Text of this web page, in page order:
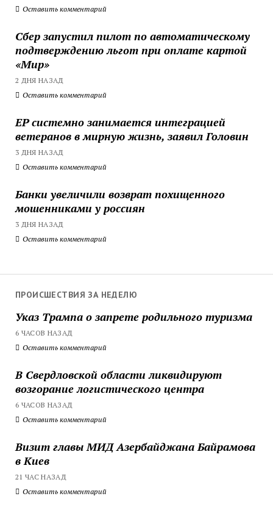
Оставить комментарий
Сбер запустил пилот по автоматическому
подтверждению льгот при оплате картой
«Мир»
2 ДНЯ НАЗАД
Оставить комментарий
ЕР системно занимается интеграцией
ветеранов в мирную жизнь, заявил Головин
3 ДНЯ НАЗАД
Оставить комментарий
Банки увеличили возврат похищенного
мошенниками у россиян
3 ДНЯ НАЗАД
Оставить комментарий
ПРОИСШЕСТВИЯ ЗА НЕДЕЛЮ
Указ Трампа о запрете родильного туризма
6 ЧАСОВ НАЗАД
Оставить комментарий
В Свердловской области ликвидируют
возгорание логистического центра
6 ЧАСОВ НАЗАД
Оставить комментарий
Визит главы МИД Азербайджана Байрамова
в Киев
21 ЧАС НАЗАД
Оставить комментарий